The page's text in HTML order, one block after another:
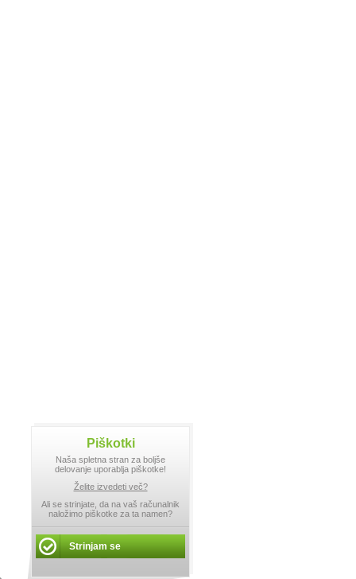
Piškotki
Naša spletna stran za boljše
delovanje uporablja piškotke!
Želite izvedeti več?
Ali se strinjate, da na vaš računalnik
naložimo piškotke za ta namen?
Strinjam se